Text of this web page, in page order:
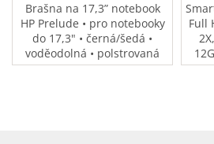
Brašna na 17,3” notebook
HP Prelude • pro notebooky
do 17,3" • černá/šedá •
voděodolná • polstrovaná
přihrádka na notebook •
Full